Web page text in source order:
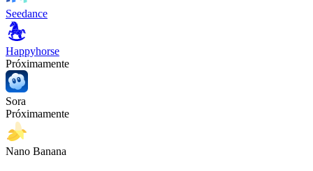
Seedance
Happyhorse
Próximamente
Sora
Próximamente
Nano Banana